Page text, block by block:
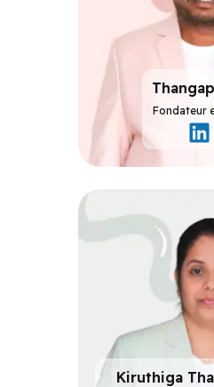
Fondateur
Kiruthiga